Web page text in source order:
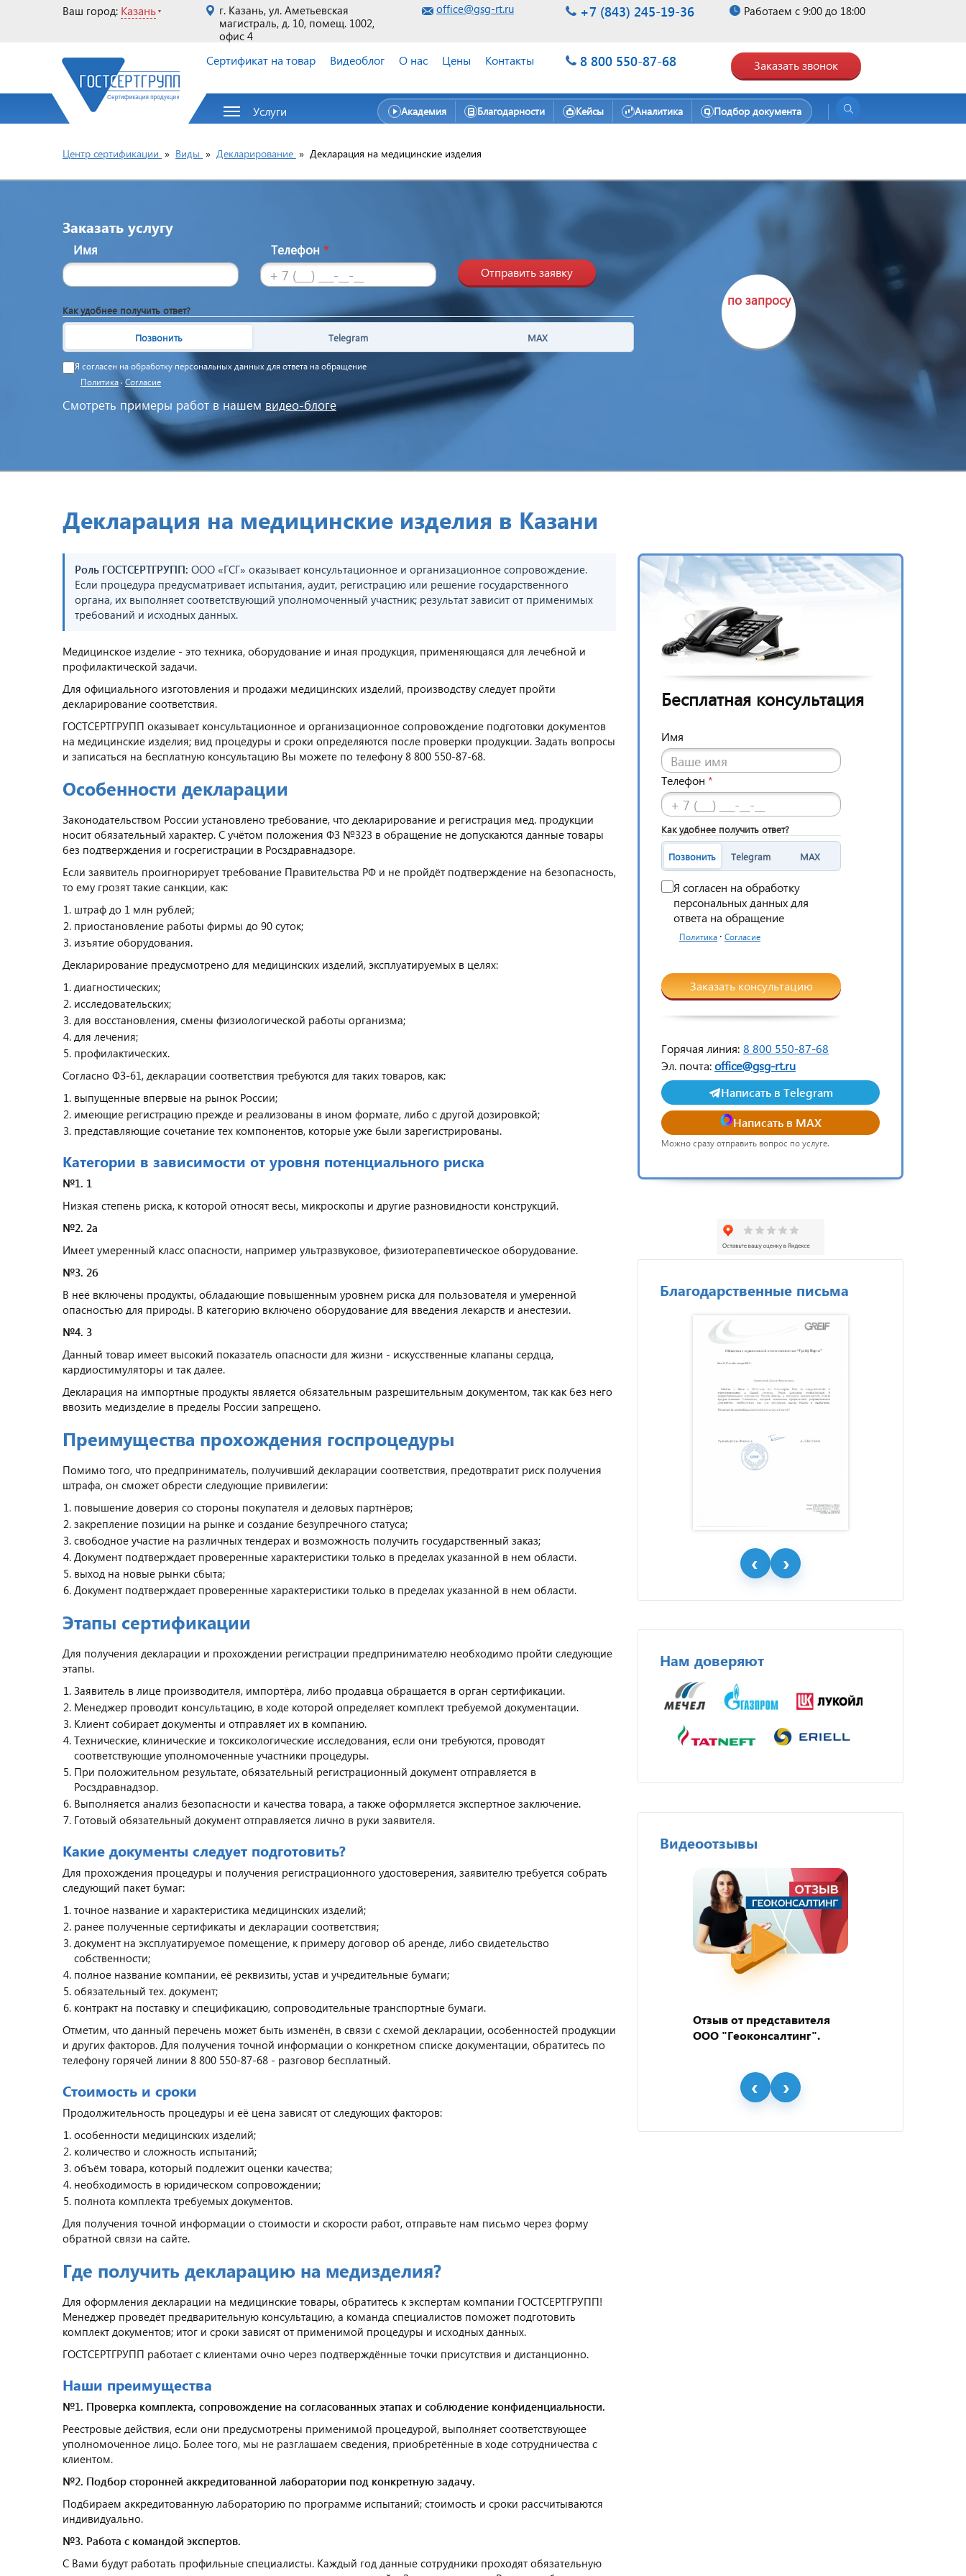
Ваш город: Казань
г. Казань, ул. Аметьевская
магистраль, д. 10, помещ. 1002,
офис 4
office@gsg-rt.ru +7 (843) 245-19-36 Работаем с 9:00 до 18:00
Сертификат на товар Видеоблог О нас Цены Контакты 8 800 550-87-68 Заказать звонок
Услуги Академия Благодарности Кейсы Аналитика Подбор документа
Центр сертификации » Виды » Декларирование » Декларация на медицинские изделия
Заказать услугу
Имя Телефон *
Отправить заявку
Как удобнее получить ответ?
Позвонить Telegram MAX
Я согласен на обработку персональных данных для ответа на обращение
Политика ·Согласие
Смотреть примеры работ в нашем видео-блоге
по запросу
Декларация на медицинские изделия в Казани
Роль ГОСТСЕРТГРУПП: ООО «ГСГ» оказывает консультационное и организационное сопровождение.
Если процедура предусматривает испытания, аудит, регистрацию или решение государственного
органа, их выполняет соответствующий уполномоченный участник; результат зависит от применимых
требований и исходных данных.
Медицинское изделие - это техника, оборудование и иная продукция, применяющаяся для лечебной и
профилактической задачи.
Для официального изготовления и продажи медицинских изделий, производству следует пройти
декларирование соответствия.
ГОСТСЕРТГРУПП оказывает консультационное и организационное сопровождение подготовки документов
на медицинские изделия; вид процедуры и сроки определяются после проверки продукции. Задать вопросы
и записаться на бесплатную консультацию Вы можете по телефону 8 800 550-87-68.
Особенности декларации
Законодательством России установлено требование, что декларирование и регистрация мед. продукции
носит обязательный характер. С учётом положения ФЗ №323 в обращение не допускаются данные товары
без подтверждения и госрегистрации в Росздравнадзоре.
Если заявитель проигнорирует требование Правительства РФ и не пройдёт подтверждение на безопасность,
то ему грозят такие санкции, как:
штраф до 1 млн рублей;
приостановление работы фирмы до 90 суток;
изъятие оборудования.
Декларирование предусмотрено для медицинских изделий, эксплуатируемых в целях:
диагностических;
исследовательских;
для восстановления, смены физиологической работы организма;
для лечения;
профилактических.
Согласно ФЗ-61, декларации соответствия требуются для таких товаров, как:
выпущенные впервые на рынок России;
имеющие регистрацию прежде и реализованы в ином формате, либо с другой дозировкой;
представляющие сочетание тех компонентов, которые уже были зарегистрированы.
Категории в зависимости от уровня потенциального риска
№1. 1
Низкая степень риска, к которой относят весы, микроскопы и другие разновидности конструкций.
№2. 2а
Имеет умеренный класс опасности, например ультразвуковое, физиотерапевтическое оборудование.
№3. 2б
В неё включены продукты, обладающие повышенным уровнем риска для пользователя и умеренной
опасностью для природы. В категорию включено оборудование для введения лекарств и анестезии.
№4. 3
Данный товар имеет высокий показатель опасности для жизни - искусственные клапаны сердца,
кардиостимуляторы и так далее.
Декларация на импортные продукты является обязательным разрешительным документом, так как без него
ввозить медизделие в пределы России запрещено.
Преимущества прохождения госпроцедуры
Помимо того, что предприниматель, получивший декларации соответствия, предотвратит риск получения
штрафа, он сможет обрести следующие привилегии:
повышение доверия со стороны покупателя и деловых партнёров;
закрепление позиции на рынке и создание безупречного статуса;
свободное участие на различных тендерах и возможность получить государственный заказ;
Документ подтверждает проверенные характеристики только в пределах указанной в нем области.
выход на новые рынки сбыта;
Документ подтверждает проверенные характеристики только в пределах указанной в нем области.
Этапы сертификации
Для получения декларации и прохождении регистрации предпринимателю необходимо пройти следующие
этапы.
Заявитель в лице производителя, импортёра, либо продавца обращается в орган сертификации.
Менеджер проводит консультацию, в ходе которой определяет комплект требуемой документации.
Клиент собирает документы и отправляет их в компанию.
Технические, клинические и токсикологические исследования, если они требуются, проводят
соответствующие уполномоченные участники процедуры.
При положительном результате, обязательный регистрационный документ отправляется в
Росздравнадзор.
Выполняется анализ безопасности и качества товара, а также оформляется экспертное заключение.
Готовый обязательный документ отправляется лично в руки заявителя.
Какие документы следует подготовить?
Для прохождения процедуры и получения регистрационного удостоверения, заявителю требуется собрать
следующий пакет бумаг:
точное название и характеристика медицинских изделий;
ранее полученные сертификаты и декларации соответствия;
документ на эксплуатируемое помещение, к примеру договор об аренде, либо свидетельство
собственности;
полное название компании, её реквизиты, устав и учредительные бумаги;
обязательный тех. документ;
контракт на поставку и спецификацию, сопроводительные транспортные бумаги.
Отметим, что данный перечень может быть изменён, в связи с схемой декларации, особенностей продукции
и других факторов. Для получения точной информации о конкретном списке документации, обратитесь по
телефону горячей линии 8 800 550-87-68 - разговор бесплатный.
Стоимость и сроки
Продолжительность процедуры и её цена зависят от следующих факторов:
особенности медицинских изделий;
количество и сложность испытаний;
объём товара, который подлежит оценки качества;
необходимость в юридическом сопровождении;
полнота комплекта требуемых документов.
Для получения точной информации о стоимости и скорости работ, отправьте нам письмо через форму
обратной связи на сайте.
Где получить декларацию на медизделия?
Для оформления декларации на медицинские товары, обратитесь к экспертам компании ГОСТСЕРТГРУПП!
Менеджер проведёт предварительную консультацию, а команда специалистов поможет подготовить
комплект документов; итог и сроки зависят от применимой процедуры и исходных данных.
ГОСТСЕРТГРУПП работает с клиентами очно через подтверждённые точки присутствия и дистанционно.
Наши преимущества
№1. Проверка комплекта, сопровождение на согласованных этапах и соблюдение конфиденциальности.
Реестровые действия, если они предусмотрены применимой процедурой, выполняет соответствующее
уполномоченное лицо. Более того, мы не разглашаем сведения, приобретённые в ходе сотрудничества с
клиентом.
№2. Подбор сторонней аккредитованной лаборатории под конкретную задачу.
Подбираем аккредитованную лабораторию по программе испытаний; стоимость и сроки рассчитываются
индивидуально.
№3. Работа с командой экспертов.
С Вами будут работать профильные специалисты. Каждый год данные сотрудники проходят обязательную
Бесплатная консультация
Имя
Телефон *
Как удобнее получить ответ?
Позвонить Telegram MAX
Я согласен на обработку
персональных данных для
ответа на обращение
Политика · Согласие
Заказать консультацию
Горячая линия: 8 800 550-87-68
Эл. почта:office@gsg-rt.ru
Написать в Telegram
Написать в MAX
Можно сразу отправить вопрос по услуге.
Благодарственные письма
Нам доверяют
Видеоотзывы
Отзыв от представителя
ООО "Геоконсалтинг".